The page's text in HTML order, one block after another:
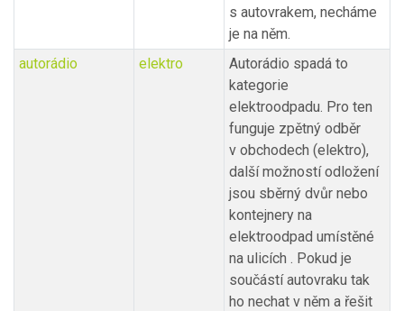
s autovrakem, necháme
je na něm.
autorádio
elektro
Autorádio spadá to
kategorie
elektroodpadu. Pro ten
funguje zpětný odběr
v obchodech (elektro),
další možností odložení
jsou sběrný dvůr nebo
kontejnery na
elektroodpad umístěné
na ulicích . Pokud je
součástí autovraku tak
ho nechat v něm a řešit